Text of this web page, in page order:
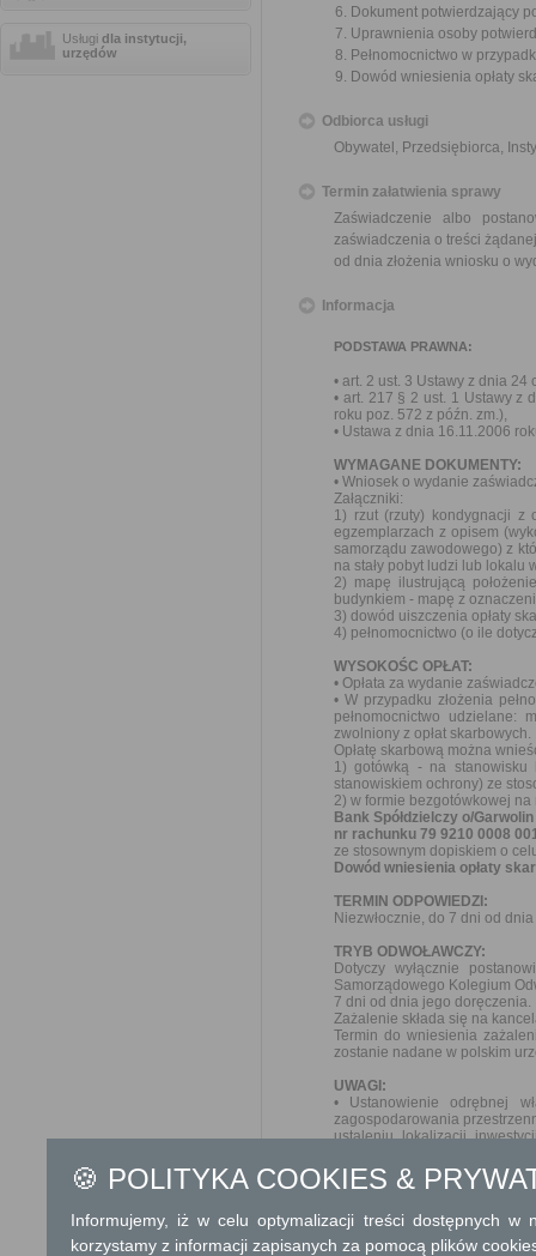
Usługi dla instytucji,
urzędów
Dokument potwierdzający
Uprawnienia osoby
Pełnomocnictwo w
Dowód wniesienia opłaty
Odbiorca usługi
Obywatel, Przedsiębiorca,
Termin załatwienia sprawy
Zaświadczenie albo
zaświadczenia o treści
od dnia złożenia wniosku o
Informacja
PODSTAWA PRAWNA:
• art. 2 ust. 3 Ustawy z dnia
• art. 217 § 2 ust. 1 Ustawy z
roku poz. 572 z późn. zm.),
• Ustawa z dnia 16.11.2006
WYMAGANE DOKUMENTY:
• Wniosek o wydanie
Załączniki:
1) rzut (rzuty) kondygnacji z
egzemplarzach z opisem
samorządu zawodowego) z
na stały pobyt ludzi lub
2) mapę ilustrującą
budynkiem - mapę z
3) dowód uiszczenia opłaty
4) pełnomocnictwo (o ile
WYSOKOŚC OPŁAT:
• Opłata za wydanie
• W przypadku złożenia
pełnomocnictwo udzielane:
zwolniony z opłat skarbowych.
Opłatę skarbową można
1) gotówką - na stanowisku
stanowiskiem ochrony) ze
2) w formie bezgotówkowej
Bank Spółdzielczy o/Garwolin
nr rachunku 79 9210 0008
ze stosownym dopiskiem o
Dowód wniesienia opłaty
TERMIN ODPOWIEDZI:
Niezwłocznie, do 7 dni od
TRYB ODWOŁAWCZY:
Dotyczy wyłącznie
Samorządowego Kolegium
7 dni od dnia jego doręczenia.
Zażalenie składa się na
Termin do wniesienia
zostanie nadane w polskim
UWAGI:
• Ustanowienie odrębnej
zagospodarowania
ustaleniu lokalizacji
budowy. Przepisu tego nie
podstawie pozwolenia na
mieszkalne. Ograniczenie to
budowę wydanego przed
🍪 POLITYKA COOKIES &
Informujemy, iż w celu optymalizacji treści dostępnych w
korzystamy z informacji zapisanych za pomocą plików